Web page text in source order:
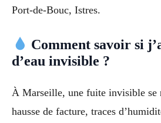
Port-de-Bouc, Istres.
Comment savoir si
d’eau invisible ?
À Marseille, une fuite invisible se
hausse de facture, traces